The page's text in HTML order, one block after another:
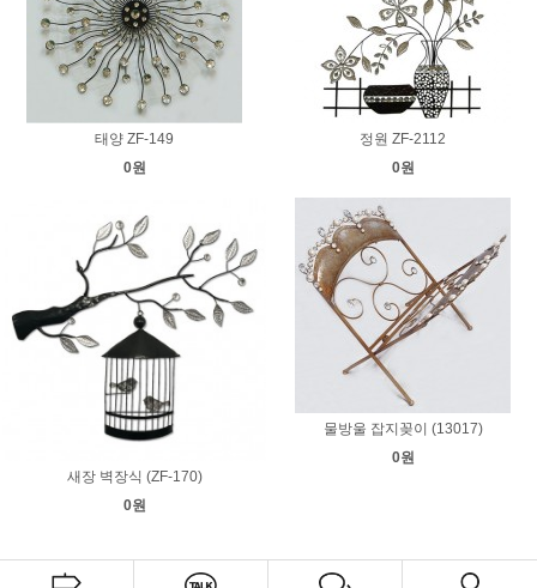
태양 ZF-149
0원
정원 ZF-2112
0원
새장 벽장식 (ZF-170)
0원
물방울 잡지꽂이 (13017)
0원